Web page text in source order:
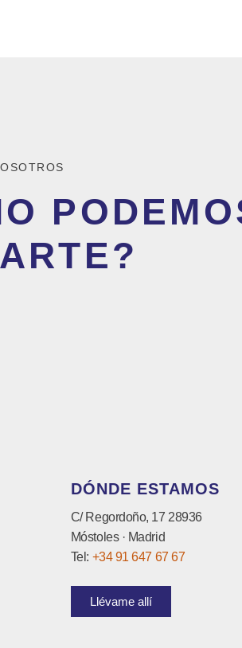
DÓNDE ESTAMOS
C/ Regordoño, 17 28936
Móstoles · Madrid
Tel: +34 91 647 67 67
Llévame allí